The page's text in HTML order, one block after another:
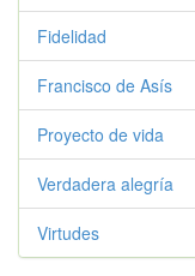
Fidelidad
Francisco de Asís
Proyecto de vida
Verdadera alegría
Virtudes